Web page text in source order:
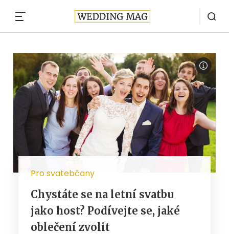
Pro svatebčany
Chystáte se na letní svatbu
jako host? Podívejte se, jaké
oblečení zvolit